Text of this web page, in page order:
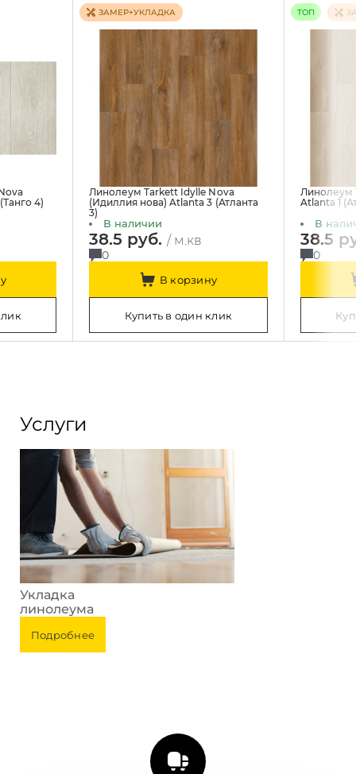
4)
ЗАМЕР+УКЛАДКА
Линолеум Tarkett Idylle Nova
(Идиллия нова) Atlanta 3 (Атланта
3)
В наличии
38.5 руб./ м.кв
0
В корзину
Купить в один клик
ТОП
Линолеум
Atlanta 1
В
38.5
0
Услуги
Укладка
линолеума
Подробнее